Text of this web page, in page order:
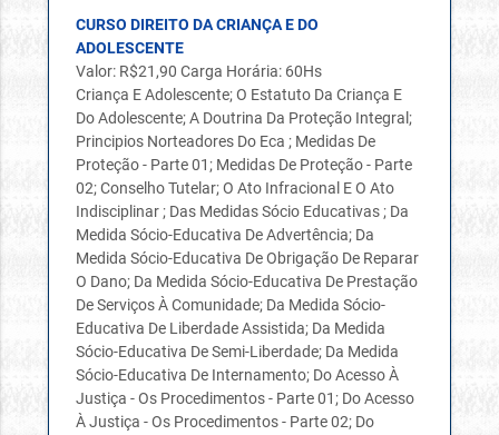
CURSO DIREITO DA CRIANÇA E DO
ADOLESCENTE
Valor: R$21,90 Carga Horária: 60Hs
Criança E Adolescente; O Estatuto Da Criança E
Do Adolescente; A Doutrina Da Proteção Integral;
Principios Norteadores Do Eca ; Medidas De
Proteção - Parte 01; Medidas De Proteção - Parte
02; Conselho Tutelar; O Ato Infracional E O Ato
Indisciplinar ; Das Medidas Sócio Educativas ; Da
Medida Sócio-Educativa De Advertência; Da
Medida Sócio-Educativa De Obrigação De Reparar
O Dano; Da Medida Sócio-Educativa De Prestação
De Serviços À Comunidade; Da Medida Sócio-
Educativa De Liberdade Assistida; Da Medida
Sócio-Educativa De Semi-Liberdade; Da Medida
Sócio-Educativa De Internamento; Do Acesso À
Justiça - Os Procedimentos - Parte 01; Do Acesso
À Justiça - Os Procedimentos - Parte 02; Do